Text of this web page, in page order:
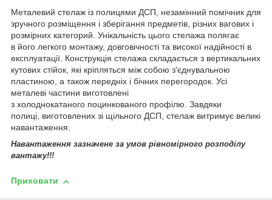
Металевий стелаж із полицями ДСП, незамінний помічник для
зручного розміщення і зберігання предметів, різних вагових і
розмірних категорий. Унікальність цього стелажа полягає
в його легкого монтажу, довговічності та високої надійності в
експлуатації. Конструкція стелажа складається з вертикальних
кутових стійок, які кріпляться між собою з'єднувальною
пластиною, а також передніх і бічних перегородок. Усі
металеві частини виготовлені
з холоднокатаного поцинкованого профілю. Завдяки
полиці, виготовлених зі щільного ДСП, стелаж витримує великі
навантаження.
Навантаження зазначене за умов рівномірного розподілу
вантажу!!!
Приховати